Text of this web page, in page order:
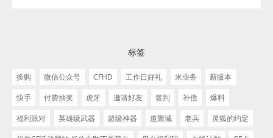
标签
换购 微信公众号 CFHD 工作日好礼 米业务
新版本
快手
付费抽奖 虎牙 邀请好友 签到 补偿
爆料
福利派对
英雄级武器 超级神器 道聚城 老兵
灵狐的约定